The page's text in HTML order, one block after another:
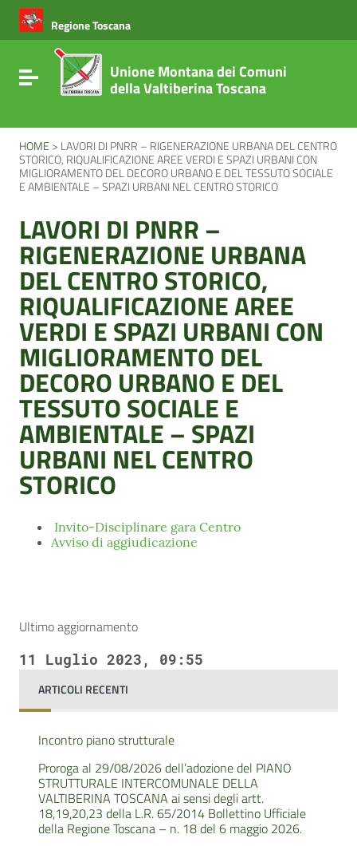
Vai ai contenuti
Vai al menu di navigazione
Vai al footer
Regione Toscana
Attiva / disattiva la navigazione
Unione Montana dei Comuni
della Valtiberina Toscana
HOME > LAVORI DI PNRR – RIGENERAZIONE URBANA DEL CENTRO
STORICO, RIQUALIFICAZIONE AREE VERDI E SPAZI URBANI CON
MIGLIORAMENTO DEL DECORO URBANO E DEL TESSUTO SOCIALE
E AMBIENTALE – SPAZI URBANI NEL CENTRO STORICO
LAVORI DI PNRR –
RIGENERAZIONE URBANA
DEL CENTRO STORICO,
RIQUALIFICAZIONE AREE
VERDI E SPAZI URBANI CON
MIGLIORAMENTO DEL
DECORO URBANO E DEL
TESSUTO SOCIALE E
AMBIENTALE – SPAZI
URBANI NEL CENTRO
STORICO
ARTICOLI RECENTI
Incontro piano strutturale
Proroga al 29/08/2026 dell’adozione del PIANO
STRUTTURALE INTERCOMUNALE DELLA
VALTIBERINA TOSCANA ai sensi degli artt.
18,19,20,23 della L.R. 65/2014 Bollettino Ufficiale
della Regione Toscana – n. 18 del 6 maggio 2026.
Invito-Disciplinare gara Centro
Avviso di aggiudicazione
Ultimo aggiornamento
11 Luglio 2023, 09:55